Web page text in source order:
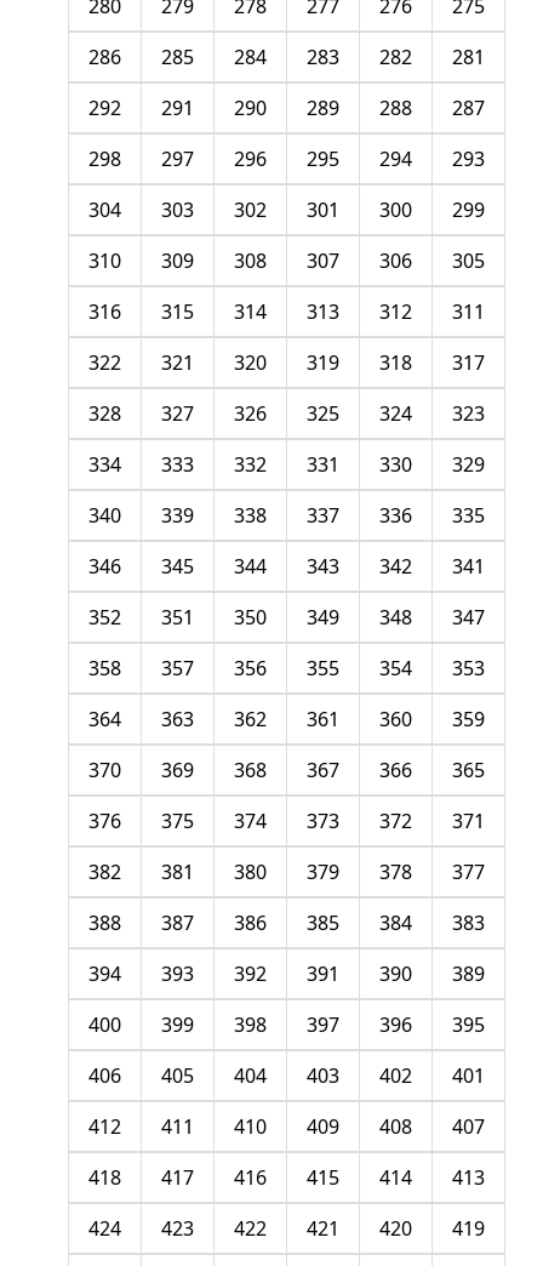
275
276
277
278
279
280
281
282
283
284
285
286
287
288
289
290
291
292
293
294
295
296
297
298
299
300
301
302
303
304
305
306
307
308
309
310
311
312
313
314
315
316
317
318
319
320
321
322
323
324
325
326
327
328
329
330
331
332
333
334
335
336
337
338
339
340
341
342
343
344
345
346
347
348
349
350
351
352
353
354
355
356
357
358
359
360
361
362
363
364
365
366
367
368
369
370
371
372
373
374
375
376
377
378
379
380
381
382
383
384
385
386
387
388
389
390
391
392
393
394
395
396
397
398
399
400
401
402
403
404
405
406
407
408
409
410
411
412
413
414
415
416
417
418
419
420
421
422
423
424